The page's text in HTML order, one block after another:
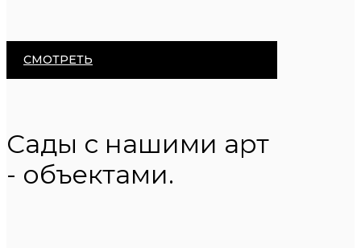
Сады с нашими арт
- объектами.
СМОТРЕТЬ